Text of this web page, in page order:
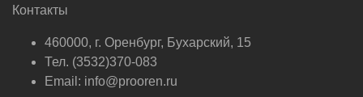
Контакты
460000, г. Оренбург, Бухарский, 15
Тел. (3532)370-083
Email: info@prooren.ru